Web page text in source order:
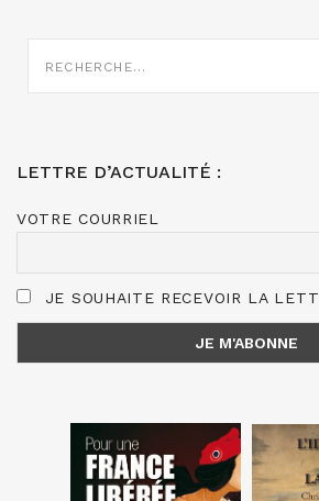
SUR
LETTRE D’ACTUALITÉ :
VOTRE COURRIEL
JE SOUHAITE RECEVOIR LA